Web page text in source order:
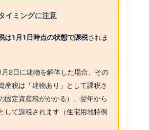
イミングに注意
は1月1日時点の状態で課税されま
2日に建物を解体した場合、その
産税は「建物あり」として課税さ
固定資産税がかかる）、翌年から
して課税されます（住宅用地特例